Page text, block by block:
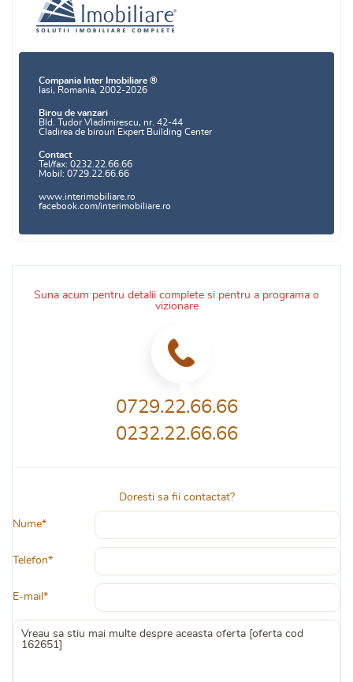
Suna acum pentru detalii complete si pentru a programa o
vizionare
0729.22.66.66
0232.22.66.66
Doresti sa fii contactat?
Nume*
Telefon*
E-mail*
Compania Inter Imobiliare ®
Iasi, Romania, 2002-2026
Birou de vanzari
Bld. Tudor Vladimirescu, nr. 42-44
Cladirea de birouri Expert Building Center
Contact
Tel/fax: 0232.22.66.66
Mobil: 0729.22.66.66
www.interimobiliare.ro
facebook.com/interimobiliare.ro